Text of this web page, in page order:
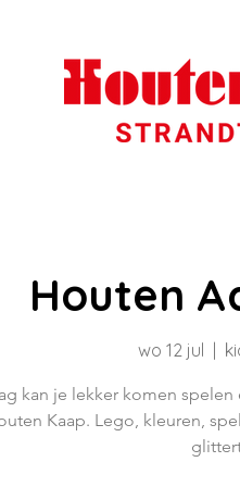
Houten
wo 12 jul
kan je lekker komen
Kaap. Lego, kleuren,